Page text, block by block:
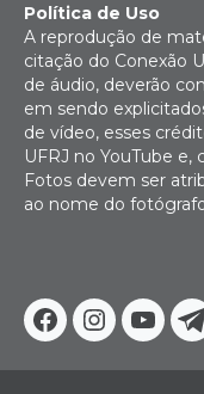
Facebook
Política de Uso
A reprodução de
citação do Conexão
de áudio, deverão
em sendo
de vídeo, esses
UFRJ no YouTube e,
Fotos devem ser
ao nome do